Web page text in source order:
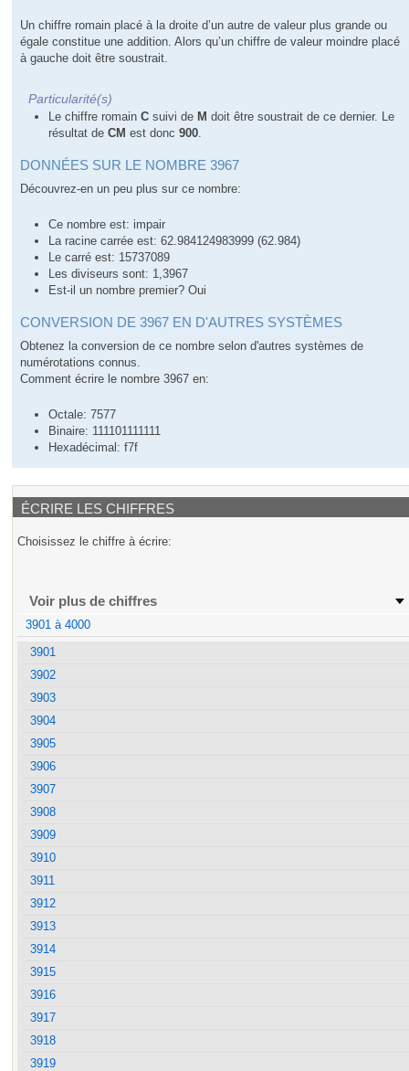
Un chiffre romain placé à la droite d’un autre de valeur plus grande ou
égale constitue une addition. Alors qu’un chiffre de valeur moindre placé
à gauche doit être soustrait.
Particularité(s)
Le chiffre romainC suivi de M doit être soustrait de ce dernier. Le
résultat deCM est donc900
DONNÉES SUR LE NOMBRE 3967
Découvrez-en un peu plus sur ce nombre:
Ce nombre est: impair
La racine carrée est: 62.984124983999 (62.984)
Le carré est: 15737089
Les diviseurs sont: 1,3967
Est-il un nombre premier? Oui
CONVERSION DE 3967 EN D'AUTRES SYSTÈMES
Obtenez la conversion de ce nombre selon d'autres systèmes de
numérotations connus.
Comment écrire le nombre 3967 en:
Octale: 7577
Binaire: 111101111111
Hexadécimal: f7f
ÉCRIRE LES CHIFFRES
Choisissez le chiffre à écrire:
Voir plus de chiffres
3901 à 4000
3901
3902
3903
3904
3905
3906
3907
3908
3909
3910
3911
3912
3913
3914
3915
3916
3917
3918
3919